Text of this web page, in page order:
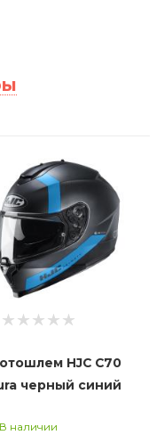
HJC C70
черный синий
В наличии